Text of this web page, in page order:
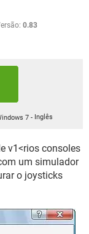
0.83
7- Inglês
v1<rios consoles
um simulador
o joysticks